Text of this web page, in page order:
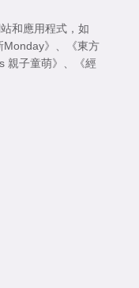
和應用程式，如
Monday》
《東方
親子童萌》
《經